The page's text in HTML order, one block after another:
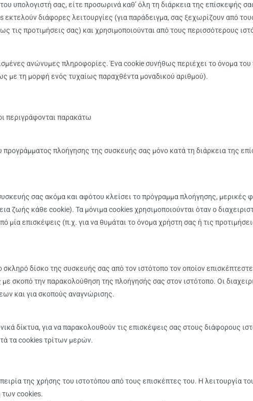
υπολογιστή σας, είτε προσωρινά καθ’ όλη τη διάρκεια της επίσκεψής
διάφορες λειτουργίες (για παράδειγμα, σας ξεχωρίζουν από
τις προτιμήσεις σας) και χρησιμοποιούνται από τους περισσότερους
ανώνυμες πληροφορίες. Ένα cookie συνήθως περιέχει το όνομα
με τη μορφή ενός τυχαίως παραχθέντα μοναδικού αριθμού).
περιγράφονται παρακάτω
πλοήγησης της συσκευής σας μόνο κατά τη διάρκεια της
σας ακόμα και αφότου κλείσει το πρόγραμμα πλοήγησης, μερικές
ζωής κάθε cookie). Τα μόνιμα cookies χρησιμοποιούνται όταν ο
μία επισκέψεις (π.χ. για να θυμάται το όνομα χρήστη σας ή τις
δίσκο της συσκευής σας από τον ιστότοπο τον οποίον
σκοπό την παρακολούθηση της πλοήγησής σας στον ιστότοπο. Οι
και για σκοπούς αναγνώρισης.
δίκτυα, για να παρακολουθούν τις επισκέψεις σας στους διάφορους
τα cookies τρίτων μερών.
της χρήσης του ιστοτόπου από τους επισκέπτες του. Η λειτουργία
των cookies.